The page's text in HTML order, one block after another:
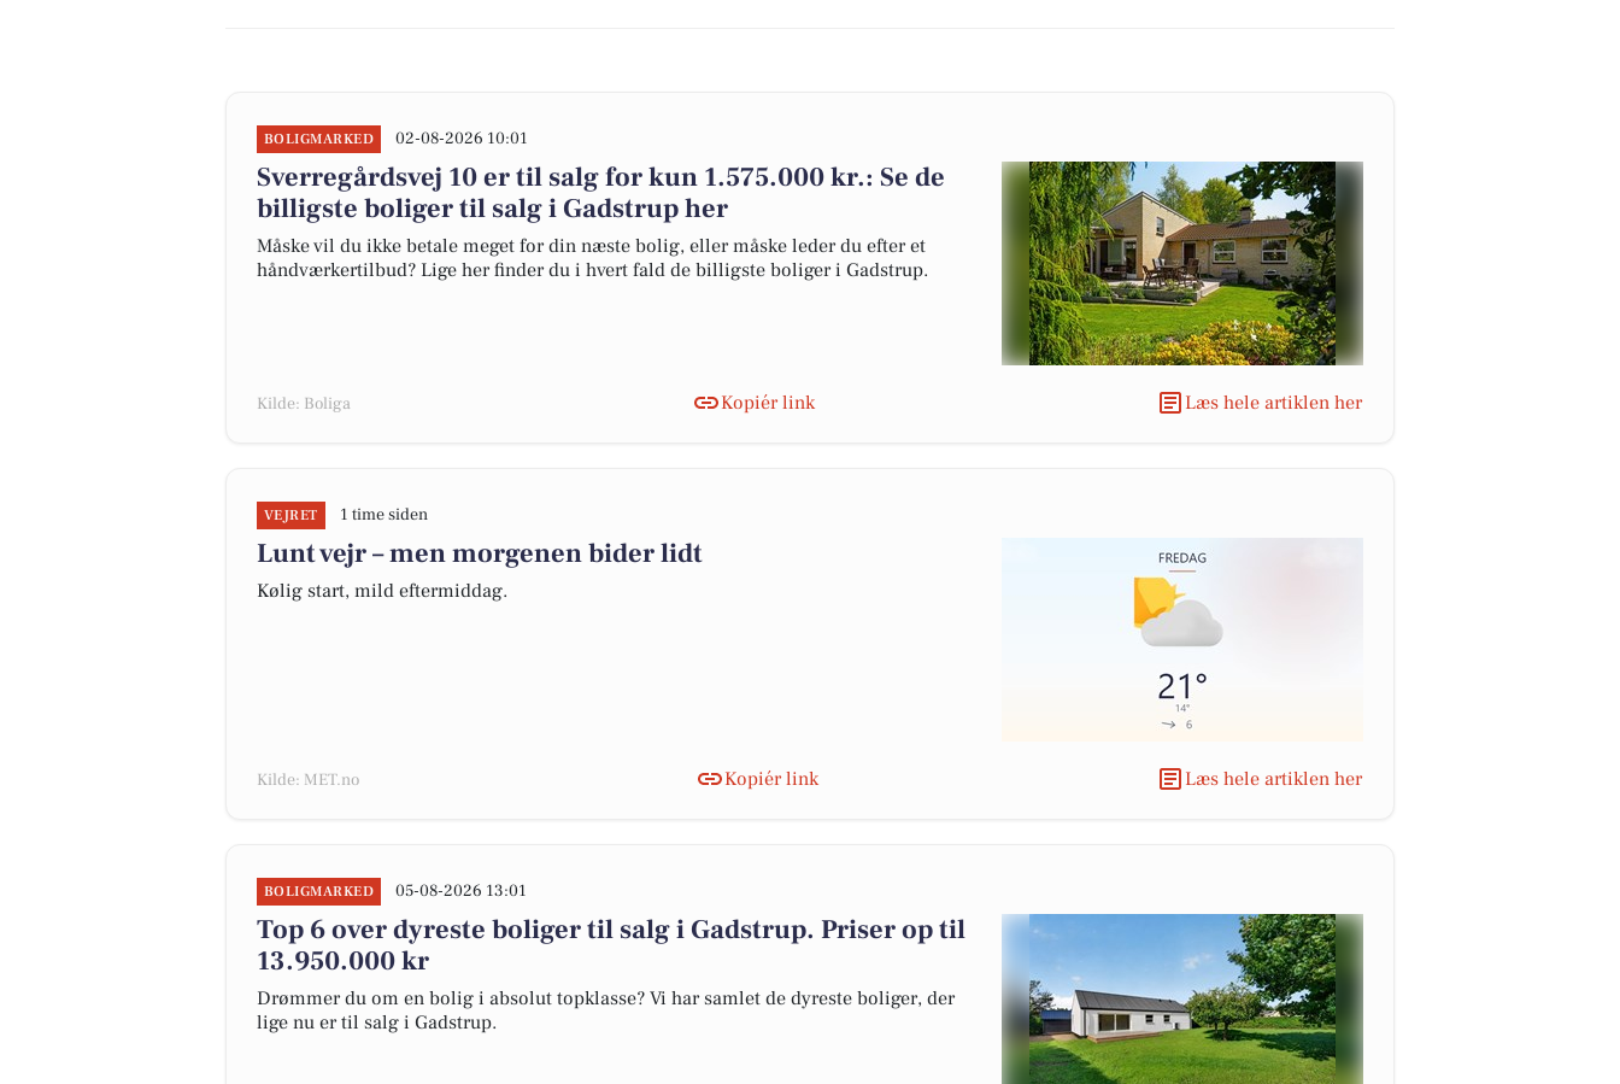
BOLIGMARKED 02-08-2026 10:01
Sverregårdsvej 10 er til salg for kun 1.575.000 kr.: Se de
billigste boliger til salg i Gadstrup her
Måske vil du ikke betale meget for din næste bolig, eller måske leder du efter et
håndværkertilbud? Lige her finder du i hvert fald de billigste boliger i Gadstrup.
Kilde: Boliga Kopiér link Læs hele artiklen her
VEJRET 1 time siden
Lunt vejr – men morgenen bider lidt
Kølig start, mild eftermiddag.
Kilde: MET.no Kopiér link Læs hele artiklen her
BOLIGMARKED 05-08-2026 13:01
Top 6 over dyreste boliger til salg i Gadstrup. Priser op til
13.950.000 kr
Drømmer du om en bolig i absolut topklasse? Vi har samlet de dyreste boliger, der
lige nu er til salg i Gadstrup.